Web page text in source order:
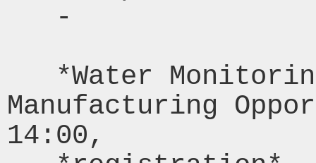
Manufacturing
14:00,